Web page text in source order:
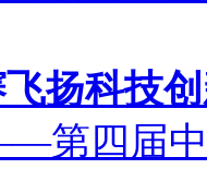
扬科技
第四届